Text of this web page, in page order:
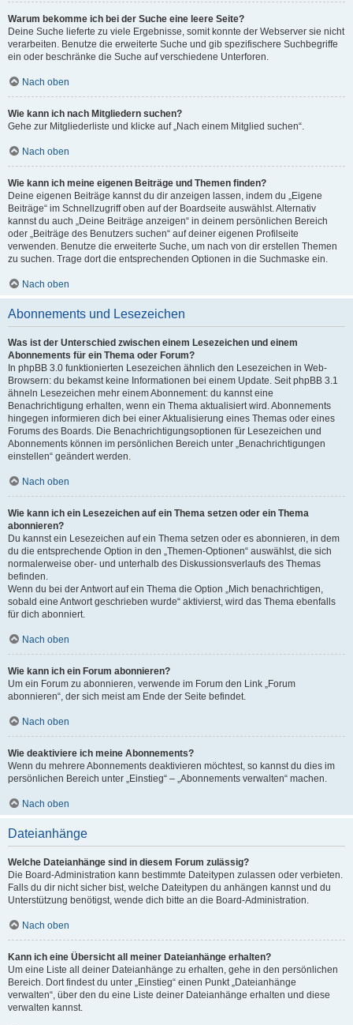
Warum bekomme ich bei der Suche eine leere Seite?
Deine Suche lieferte zu viele Ergebnisse, somit konnte der Webserver sie nicht
verarbeiten. Benutze die erweiterte Suche und gib spezifischere Suchbegriffe
ein oder beschränke die Suche auf verschiedene Unterforen.
Nach oben
Wie kann ich nach Mitgliedern suchen?
Gehe zur Mitgliederliste und klicke auf „Nach einem Mitglied suchen“.
Nach oben
Wie kann ich meine eigenen Beiträge und Themen finden?
Deine eigenen Beiträge kannst du dir anzeigen lassen, indem du „Eigene
Beiträge“ im Schnellzugriff oben auf der Boardseite auswählst. Alternativ
kannst du auch „Deine Beiträge anzeigen“ in deinem persönlichen Bereich
oder „Beiträge des Benutzers suchen“ auf deiner eigenen Profilseite
verwenden. Benutze die erweiterte Suche, um nach von dir erstellen Themen
zu suchen. Trage dort die entsprechenden Optionen in die Suchmaske ein.
Nach oben
Abonnements und Lesezeichen
Was ist der Unterschied zwischen einem Lesezeichen und einem
Abonnements für ein Thema oder Forum?
In phpBB 3.0 funktionierten Lesezeichen ähnlich den Lesezeichen in Web-
Browsern: du bekamst keine Informationen bei einem Update. Seit phpBB 3.1
ähneln Lesezeichen mehr einem Abonnement: du kannst eine
Benachrichtigung erhalten, wenn ein Thema aktualisiert wird. Abonnements
hingegen informieren dich bei einer Aktualisierung eines Themas oder eines
Forums des Boards. Die Benachrichtigungsoptionen für Lesezeichen und
Abonnements können im persönlichen Bereich unter „Benachrichtigungen
einstellen“ geändert werden.
Nach oben
Wie kann ich ein Lesezeichen auf ein Thema setzen oder ein Thema
abonnieren?
Du kannst ein Lesezeichen auf ein Thema setzen oder es abonnieren, in dem
du die entsprechende Option in den „Themen-Optionen“ auswählst, die sich
normalerweise ober- und unterhalb des Diskussionsverlaufs des Themas
befinden.
Wenn du bei der Antwort auf ein Thema die Option „Mich benachrichtigen,
sobald eine Antwort geschrieben wurde“ aktivierst, wird das Thema ebenfalls
für dich abonniert.
Nach oben
Wie kann ich ein Forum abonnieren?
Um ein Forum zu abonnieren, verwende im Forum den Link „Forum
abonnieren“, der sich meist am Ende der Seite befindet.
Nach oben
Wie deaktiviere ich meine Abonnements?
Wenn du mehrere Abonnements deaktivieren möchtest, so kannst du dies im
persönlichen Bereich unter „Einstieg“ – „Abonnements verwalten“ machen.
Nach oben
Dateianhänge
Welche Dateianhänge sind in diesem Forum zulässig?
Die Board-Administration kann bestimmte Dateitypen zulassen oder verbieten.
Falls du dir nicht sicher bist, welche Dateitypen du anhängen kannst und du
Unterstützung benötigst, wende dich bitte an die Board-Administration.
Nach oben
Kann ich eine Übersicht all meiner Dateianhänge erhalten?
Um eine Liste all deiner Dateianhänge zu erhalten, gehe in den persönlichen
Bereich. Dort findest du unter „Einstieg“ einen Punkt „Dateianhänge
verwalten“, über den du eine Liste deiner Dateianhänge erhalten und diese
verwalten kannst.